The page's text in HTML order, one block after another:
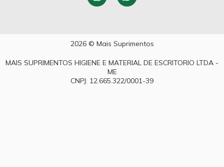
2026 © Mais Suprimentos
MAIS SUPRIMENTOS HIGIENE E MATERIAL DE ESCRITORIO LTDA -
ME
CNPJ: 12.665.322/0001-39